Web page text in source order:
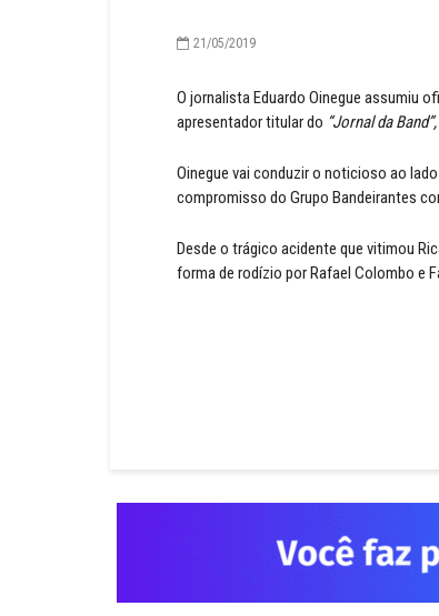
21/05/2019
O jornalista Eduardo Oinegue assumiu
apresentador titular do “Jornal da Band”,
Oinegue vai conduzir o noticioso ao
compromisso do Grupo Bandeirantes
Desde o trágico acidente que vitimou
forma de rodízio por Rafael Colombo e